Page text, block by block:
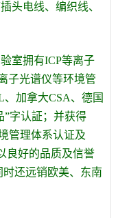
头电线、编织线、
室拥有ICP等离子
子光谱仪等环境管
加拿大CSA、德国
”字认証；并获得
管理体系认证及
良好的品质及信誉
还远销欧美、东南